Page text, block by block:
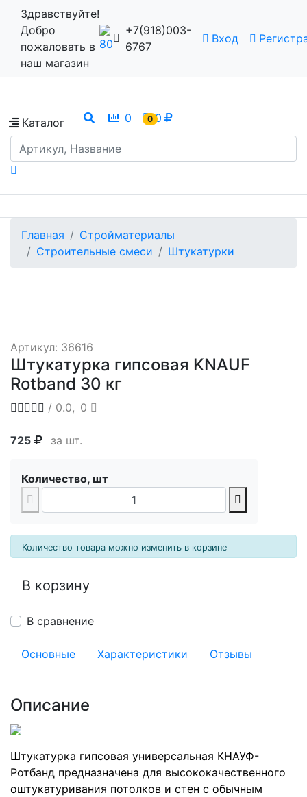
Здравствуйте!
Добро
пожаловать в
наш магазин
+7(918)003-
6767
Вход
Каталог 0 0 0
Главная
Стройматериалы
Строительные смеси
Штукатурки
Артикул: 36616
Штукатурка гипсовая KNAUF
Rotband 30 кг
/ 0.0, 0
725 за шт.
Количество, шт
Количество товара можно изменить в корзине
В корзину
В сравнение
Основные Характеристики Отзывы
Описание
Штукатурка гипсовая универсальная КНАУФ-
Ротбанд предназначена для высококачественного
оштукатуривания потолков и стен с обычным